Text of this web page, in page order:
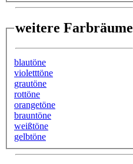
weitere Farbräume
blautöne
violetttöne
grautöne
rottöne
orangetöne
brauntöne
weißtöne
gelbtöne